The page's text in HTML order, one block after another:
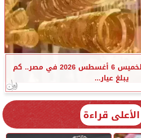
أسعار الذهب اليوم الخميس 6 أغسطس 2026 في مصر.. كم
يبلغ عيار...
الأعلى قراءة